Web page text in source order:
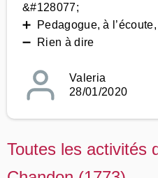
&#128077;
➕ Pedagogue, à
➖ Rien à dire
Valeria
28/01/2020
Toutes les activités